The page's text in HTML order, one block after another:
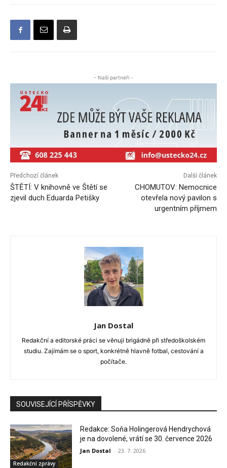
- Naši partneři -
Předchozí článek
ŠTĚTÍ: V knihovně ve Štětí se
zjevil duch Eduarda Petišky
Další článek
CHOMUTOV: Nemocnice
otevřela nový pavilon s
urgentním příjmem
Jan Dostal
Redakční a editorské práci se věnuji brigádně při středoškolském
studiu. Zajímám se o sport, konkrétně hlavně fotbal, cestování a
počítače.
SOUVISEJÍCÍ PŘÍSPĚVKY
Redakční zprávy
Redakce: Soňa Holingerová Hendrychová
je na dovolené, vrátí se 30. července 2026
Jan Dostal - 23. 7. 2026